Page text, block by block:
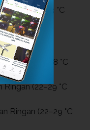
(21–23 °C
Ringan (22–28 °C
(22–29 °C
Ringan (22–29 °C